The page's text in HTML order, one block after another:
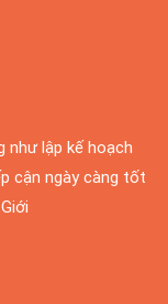
như lập kế hoạch
cận ngày càng tốt